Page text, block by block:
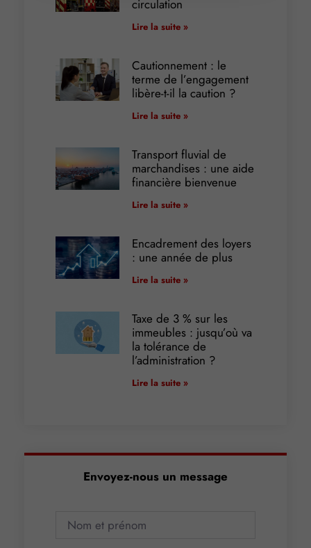
circulation
Lire la suite »
Cautionnement : le
terme de l’engagement
libère-t-il la caution ?
Lire la suite »
Transport fluvial de
marchandises : une aide
financière bienvenue
Lire la suite »
Encadrement des loyers
: une année de plus
Lire la suite »
Taxe de 3 % sur les
immeubles : jusqu’où va
la tolérance de
l’administration ?
Lire la suite »
Envoyez-nous un message